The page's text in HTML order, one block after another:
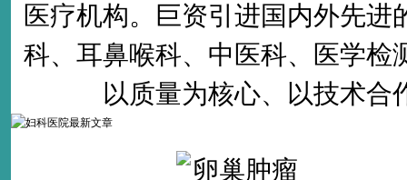
医疗机构。巨资引进国内外先
科、耳鼻喉科、中医科、医学检
以质量为核心、以技术